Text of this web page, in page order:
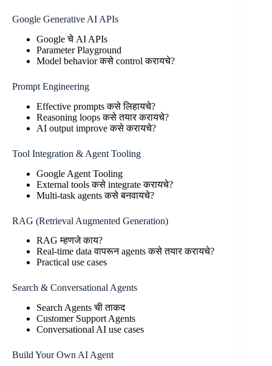
Google Generative AI APIs
Google चे AI APIs
Parameter Playground
Model behavior कसे control करायचे?
Prompt Engineering
Effective prompts कसे लिहायचे?
Reasoning loops कसे तयार करायचे?
AI output improve कसे करायचे?
Tool Integration & Agent Tooling
Google Agent Tooling
External tools कसे integrate करायचे?
Multi-task agents कसे बनवायचे?
RAG (Retrieval Augmented Generation)
RAG म्हणजे काय?
Real-time data वापरून agents कसे तयार करायचे?
Practical use cases
Search & Conversational Agents
Search Agents ची ताकद
Customer Support Agents
Conversational AI use cases
Build Your Own AI Agent